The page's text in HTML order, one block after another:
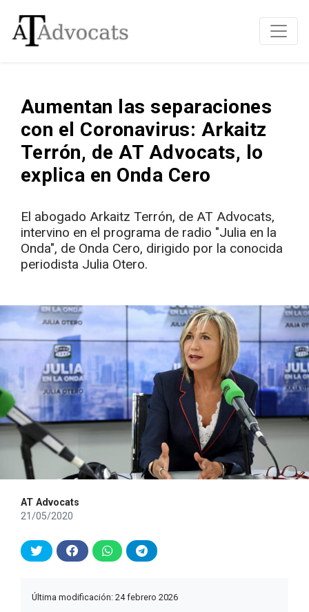
Aumentan las separaciones
con el Coronavirus: Arkaitz
Terrón, de AT Advocats, lo
explica en Onda Cero
El abogado Arkaitz Terrón, de AT Advocats,
intervino en el programa de radio "Julia en la
Onda", de Onda Cero, dirigido por la conocida
periodista Julia Otero.
AT Advocats
21/05/2020
Última modificación: 24 febrero 2026